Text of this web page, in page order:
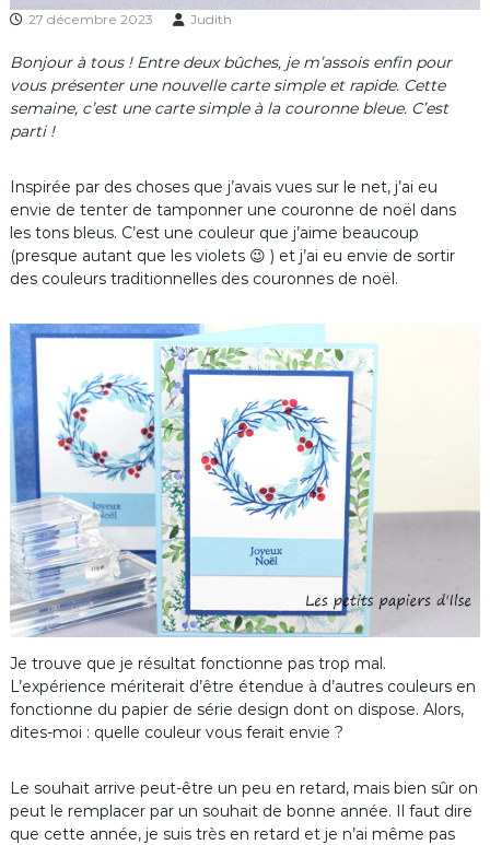
27 décembre 2023 Judith
Bonjour à tous ! Entre deux bûches, je m’assois enfin pour
vous présenter une nouvelle carte simple et rapide. Cette
semaine, c’est une carte simple à la couronne bleue. C’est
parti !
Inspirée par des choses que j’avais vues sur le net, j’ai eu
envie de tenter de tamponner une couronne de noël dans
les tons bleus. C’est une couleur que j’aime beaucoup
(presque autant que les violets 😉 ) et j’ai eu envie de sortir
des couleurs traditionnelles des couronnes de noël.
Je trouve que je résultat fonctionne pas trop mal.
L’expérience mériterait d’être étendue à d’autres couleurs en
fonctionne du papier de série design dont on dispose. Alors,
dites-moi : quelle couleur vous ferait envie ?
Le souhait arrive peut-être un peu en retard, mais bien sûr on
peut le remplacer par un souhait de bonne année. Il faut dire
que cette année, je suis très en retard et je n’ai même pas